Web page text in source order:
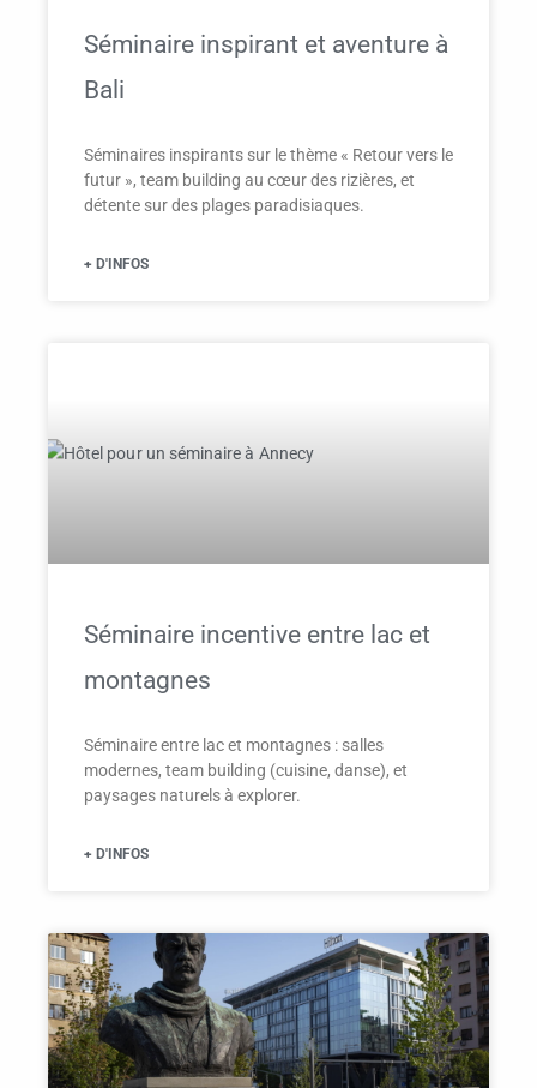
Séminaire inspirant et aventure à
Bali
Séminaires inspirants sur le thème « Retour vers le
futur », team building au cœur des rizières, et
détente sur des plages paradisiaques.
+ D'INFOS
Séminaire incentive entre lac et
montagnes
Séminaire entre lac et montagnes : salles
modernes, team building (cuisine, danse), et
paysages naturels à explorer.
+ D'INFOS